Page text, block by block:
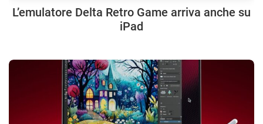
L’emulatore Delta Retro Game arriva anche su
iPad